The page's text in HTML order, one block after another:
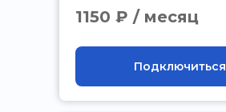
1150 ₽ / месяц
Подключиться